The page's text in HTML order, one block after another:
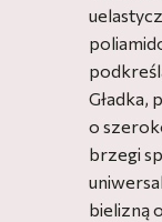
Gładka,
o
brzegi
bielizną